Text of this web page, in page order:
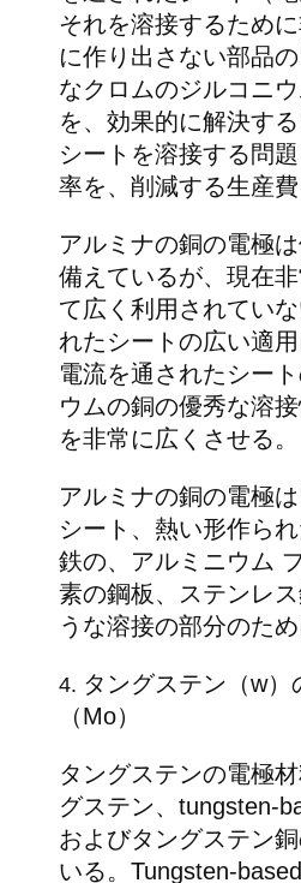
それを溶接するため
に作り出さない部品
なクロムのジルコニ
を、効果的に解決す
シートを溶接する問
率を、削減する生産費
アルミナの銅の電極
備えているが、現在
て広く利用されてい
れたシートの広い適用
電流を通されたシー
ウムの銅の優秀な溶
を非常に広くさせる。
アルミナの銅の電極
シート、熱い形作ら
鉄の、アルミニウム
素の鋼板、ステンレ
うな溶接の部分のため
4. タングステン（w）
（Mo）
タングステンの電極
グステン、tungsten-
およびタングステン
いる。Tungsten-